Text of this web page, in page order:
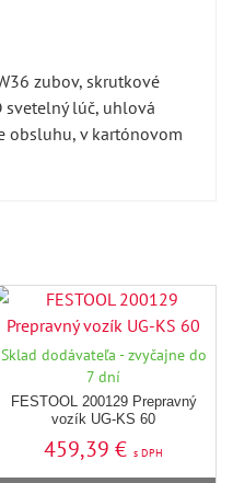
zubov, skrutkové
svetelný lúč, uhlová
obsluhu, v kartónovom
Sklad dodávateľa - zvyčajne do
7 dní
FESTOOL 200129 Prepravný
vozík UG-KS 60
459,39 € s DPH